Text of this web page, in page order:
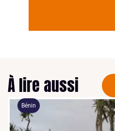
À lire aussi
Bénin